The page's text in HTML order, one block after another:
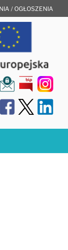
/ OGŁOSZENIA
size